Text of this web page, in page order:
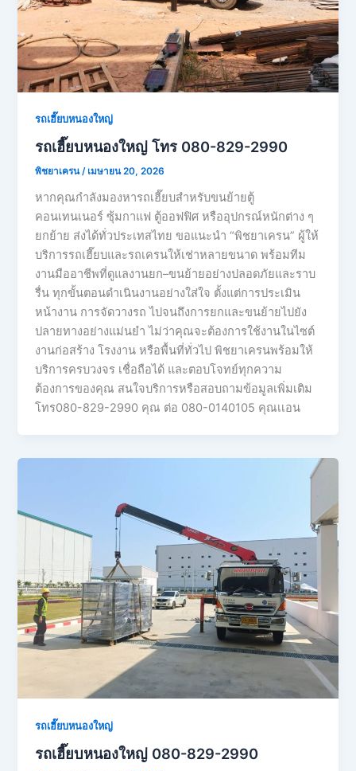
รถเฮี๊ยบหนองใหญ่
รถเฮี๊ยบหนองใหญ่ โทร 080-829-2990
พิชยาเครน/ เมษายน 20, 2026
หากคุณกำลังมองหารถเฮี๊ยบสำหรับขนย้ายตู้
คอนเทนเนอร์ ซุ้มกาแฟ ตู้ออฟฟิศ หรืออุปกรณ์หนักต่าง ๆ
ยกย้าย ส่งได้ทั่วประเทสไทย ขอแนะนำ “พิชยาเครน” ผู้ให้
บริการรถเฮี๊ยบและรถเครนให้เช่าหลายขนาด พร้อมทีม
งานมืออาชีพที่ดูแลงานยก–ขนย้ายอย่างปลอดภัยและราบ
รื่น ทุกขั้นตอนดำเนินงานอย่างใส่ใจ ตั้งแต่การประเมิน
หน้างาน การจัดวางรถ ไปจนถึงการยกและขนย้ายไปยัง
ปลายทางอย่างแม่นยำ ไม่ว่าคุณจะต้องการใช้งานในไซต์
งานก่อสร้าง โรงงาน หรือพื้นที่ทั่วไป พิชยาเครนพร้อมให้
บริการครบวงจร เชื่อถือได้ และตอบโจทย์ทุกความ
ต้องการของคุณ สนใจบริการหรือสอบถามข้อมูลเพิ่มเติม
โทร080-829-2990 คุณ ต่อ 080-0140105 คุณเเอน
รถเฮี๊ยบหนองใหญ่
รถเฮี๊ยบหนองใหญ่ 080-829-2990